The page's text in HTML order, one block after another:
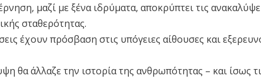
μαζί με ξένα ιδρύματα, αποκρύπτει τις
σταθερότητας.
έχουν πρόσβαση στις υπόγειες αίθουσες και
θα άλλαζε την ιστορία της ανθρωπότητας – και ίσως